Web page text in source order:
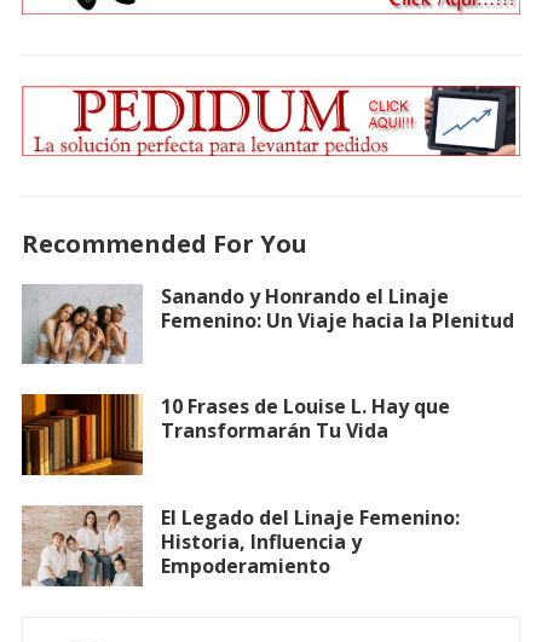
Recommended For You
Sanando y Honrando el Linaje
Femenino: Un Viaje hacia la Plenitud
10 Frases de Louise L. Hay que
Transformarán Tu Vida
El Legado del Linaje Femenino:
Historia, Influencia y
Empoderamiento